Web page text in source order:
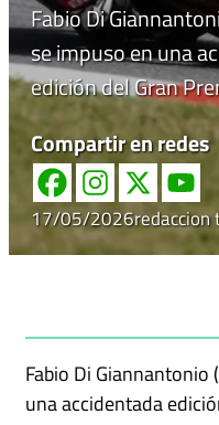
Fabio Di
se impuso en una
edición del Gran
Compartir en redes
17/05/2026redaccion
Fabio Di Giannantonio
una accidentada